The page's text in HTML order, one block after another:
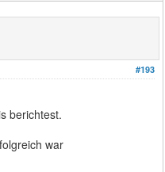
#193
berichtest.
war